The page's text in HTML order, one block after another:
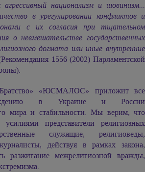
национализм и шовинизм...
в урегулировании конфликтов и
с их согласия при тщательном
о невмешательстве государственных
догмата или иные внутренние
1556 (2002) Парламентской
«ЮСМАЛОС» приложит все
в Украине и России
мира и стабильности. Мы верим, что
представители религиозных
служащие, религиоведы,
действуя в рамках закона,
разжигание межрелигиозной вражды,